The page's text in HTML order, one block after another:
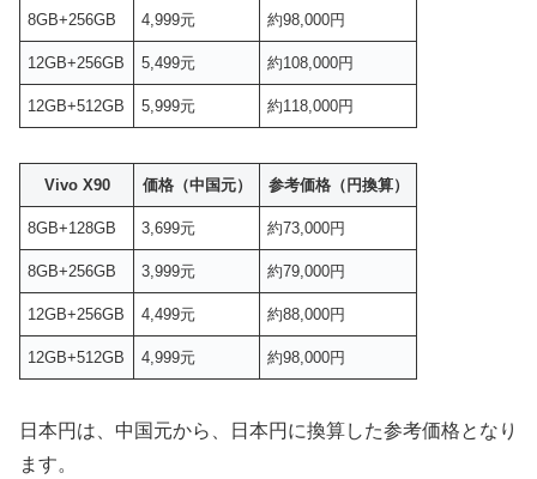
8GB+256GB 4,999元 約98,000円
12GB+256GB 5,499元 約108,000円
12GB+512GB 5,999元 約118,000円
Vivo X90 価格（中国元） 参考価格（円換算）
8GB+128GB 3,699元 約73,000円
8GB+256GB 3,999元 約79,000円
12GB+256GB 4,499元 約88,000円
12GB+512GB 4,999元 約98,000円
日本円は、中国元から、日本円に換算した参考価格となり
ます。